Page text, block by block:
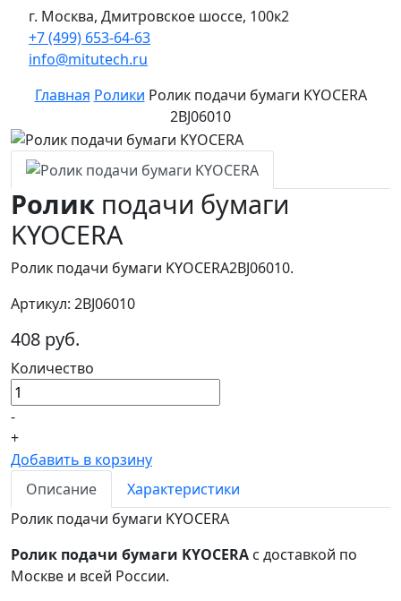
г. Москва, Дмитровское шоссе, 100к2
+7 (499) 653-64-63
info@mitutech.ru
Главная Ролики Ролик подачи бумаги KYOCERA
2BJ06010
Ролик подачи бумаги
KYOCERA
Ролик подачи бумаги KYOCERA2BJ06010.
Артикул: 2BJ06010
408 руб.
Количество
-
+
Добавить в корзину
Описание
Характеристики
Ролик подачи бумаги KYOCERA
Ролик подачи бумаги KYOCERA с доставкой по
Москве и всей России.